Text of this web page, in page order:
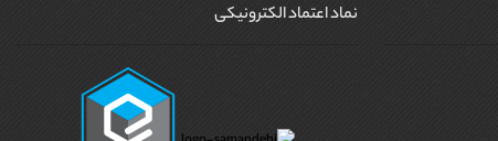
نماد اعتماد الکترونیکی